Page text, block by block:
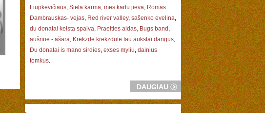
Liupkevičiaus, Siela karma, mes kartu jieva, Romas
Dambrauskas- vejas, Red river valley, sašenko evelina,
du donatai keista spalva, Praeities aidas, Bugs band ,
aušrinė - ašara, Krekzde krekzdute tau aukstai dangus,
Du donatai is mano sirdies, exses myliu, dainius
tomkus.
DAUGIAU